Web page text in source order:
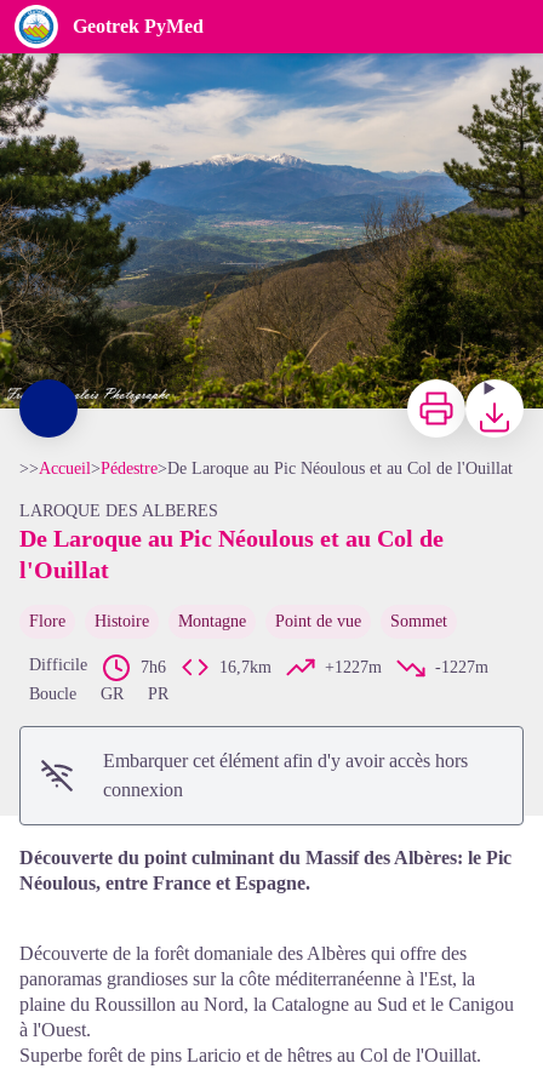
Geotrek PyMed
De Laroque au Pic Néoulous et au Col de l'Ouillat
Voir l'image en plein écran
Imprimer
>>Accueil>Pédestre>De Laroque au Pic Néoulous et au Col de l'Ouillat
LAROQUE DES ALBERES
De Laroque au Pic Néoulous et au Col de
l'Ouillat
Flore Histoire Montagne Point de vue Sommet
Difficile 7h6 16,7km +1227m
-1227m
Boucle
GR PR
Embarquer cet élément afin d'y avoir accès hors
connexion
Découverte du point culminant du Massif des Albères: le Pic
Néoulous, entre France et Espagne.
Découverte de la forêt domaniale des Albères qui offre des
panoramas grandioses sur la côte méditerranéenne à l'Est, la
plaine du Roussillon au Nord, la Catalogne au Sud et le Canigou
à l'Ouest.
Superbe forêt de pins Laricio et de hêtres au Col de l'Ouillat.